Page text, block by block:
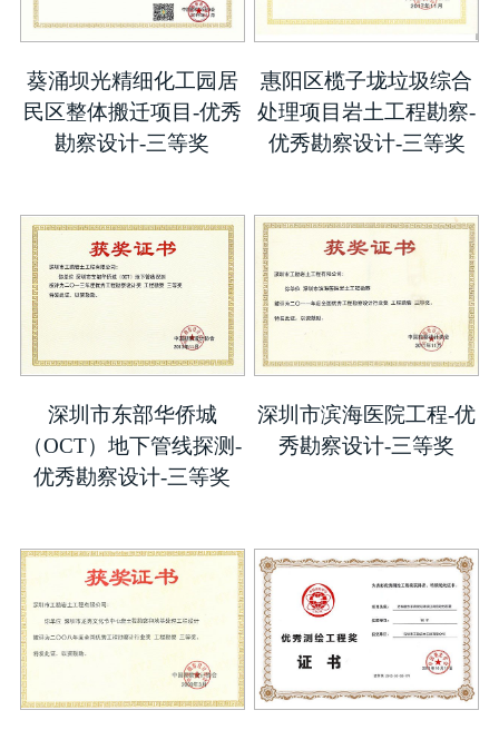
葵涌坝光精细化工园居
民区整体搬迁项目-优秀
勘察设计-三等奖
惠阳区榄子垅垃圾综合
处理项目岩土工程勘察-
优秀勘察设计-三等奖
深圳市东部华侨城
（OCT）地下管线探测-
优秀勘察设计-三等奖
深圳市滨海医院工程-优
秀勘察设计-三等奖